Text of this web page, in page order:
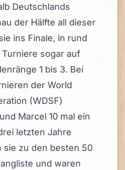
Deutschlands
der Hälfte all dieser
ins Finale, in rund
sogar auf
1 bis 3. Bei
der World
(WDSF)
Marcel 10 mal ein
letzten Jahre
sie zu den besten 50
und waren